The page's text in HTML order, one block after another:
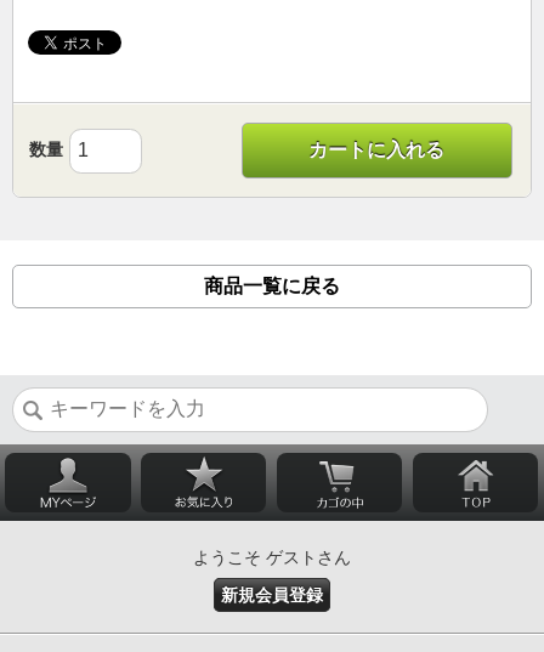
数量 カートに入れる
商品一覧に戻る
ようこそ ゲストさん
新規会員登録